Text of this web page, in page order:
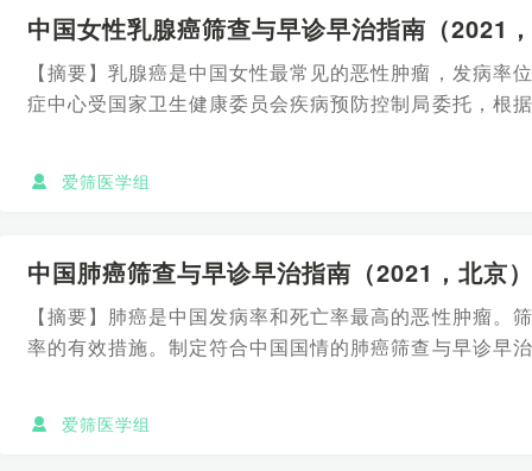
中国女性乳腺癌筛查与早诊早治指南（2021
【摘要】乳腺癌是中国女性最常见的恶性肿瘤，发病率
症中心受国家卫生健康委员会疾病预防控制局委托，根
爱筛医学组
中国肺癌筛查与早诊早治指南（2021，北京）
【摘要】肺癌是中国发病率和死亡率最高的恶性肿瘤。
率的有效措施。制定符合中国国情的肺癌筛查与早诊早
爱筛医学组